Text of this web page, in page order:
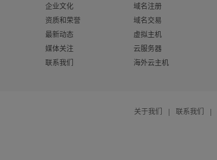
企业文化
资质和荣誉
最新动态
媒体关注
联系我们
域名注册
域名交易
虚拟主机
云服务器
海外云主机
关于我们 | 联系我们 |